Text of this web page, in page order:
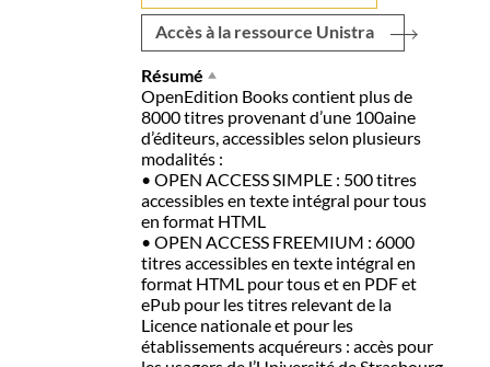
Accès à la ressource Unistra
Résumé
OpenEdition Books contient plus de
8000 titres provenant d’une 100aine
d’éditeurs, accessibles selon plusieurs
modalités :
• OPEN ACCESS SIMPLE : 500 titres
accessibles en texte intégral pour tous
en format HTML
• OPEN ACCESS FREEMIUM : 6000
titres accessibles en texte intégral en
format HTML pour tous et en PDF et
ePub pour les titres relevant de la
Licence nationale et pour les
établissements acquéreurs : accès pour